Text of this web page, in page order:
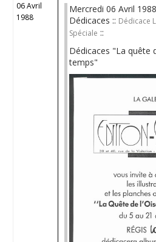
06 Avril
1988
Mercredi 06 Avril
Dédicaces :: Dédicace
Spéciale ::
Dédicaces "La quête
temps"